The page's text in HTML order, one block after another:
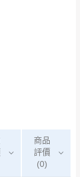
商品
評價
(0)